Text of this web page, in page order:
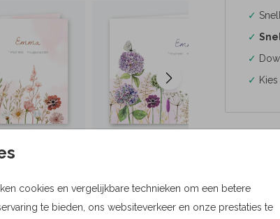
cookies en vergelijkbare technieken om een betere
te bieden, ons websiteverkeer en onze prestaties te
✓
✓
✓
✓